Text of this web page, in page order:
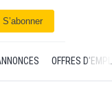
S’abonner
OFFRES